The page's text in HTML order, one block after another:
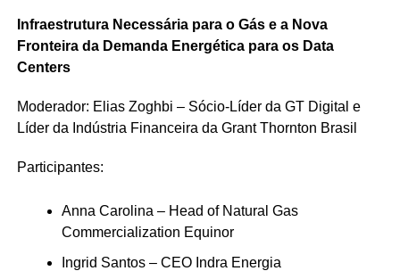
Infraestrutura Necessária para o Gás e a Nova
Fronteira da Demanda Energética para os Data
Centers
Moderador: Elias Zoghbi – Sócio-Líder da GT Digital e
Líder da Indústria Financeira da Grant Thornton Brasil
Participantes:
Anna Carolina – Head of Natural Gas
Commercialization Equinor
Ingrid Santos – CEO Indra Energia